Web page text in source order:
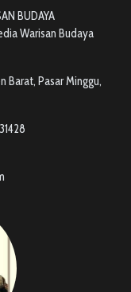
BUDAYA
Warisan Budaya
Barat, Pasar Minggu,